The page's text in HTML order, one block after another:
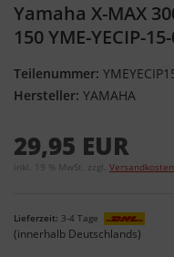
Yamaha X-MAX
150 YME-YECIP-
Teilenummer:
Hersteller: YAMAHA
29,95 EUR
inkl. 19 % MwSt. zzgl. Versandkosten
Lieferzeit: 3-4 Tage
(innerhalb Deutschlands)